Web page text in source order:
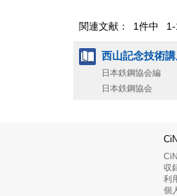
関連文献： 1件中 1-
西山記念技術
日本鉄鋼協会編
日本鉄鋼協会
収
利
個